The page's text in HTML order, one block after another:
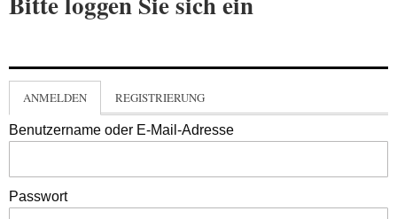
ANMELDEN REGISTRIERUNG
Benutzername oder E-Mail-Adresse
Passwort